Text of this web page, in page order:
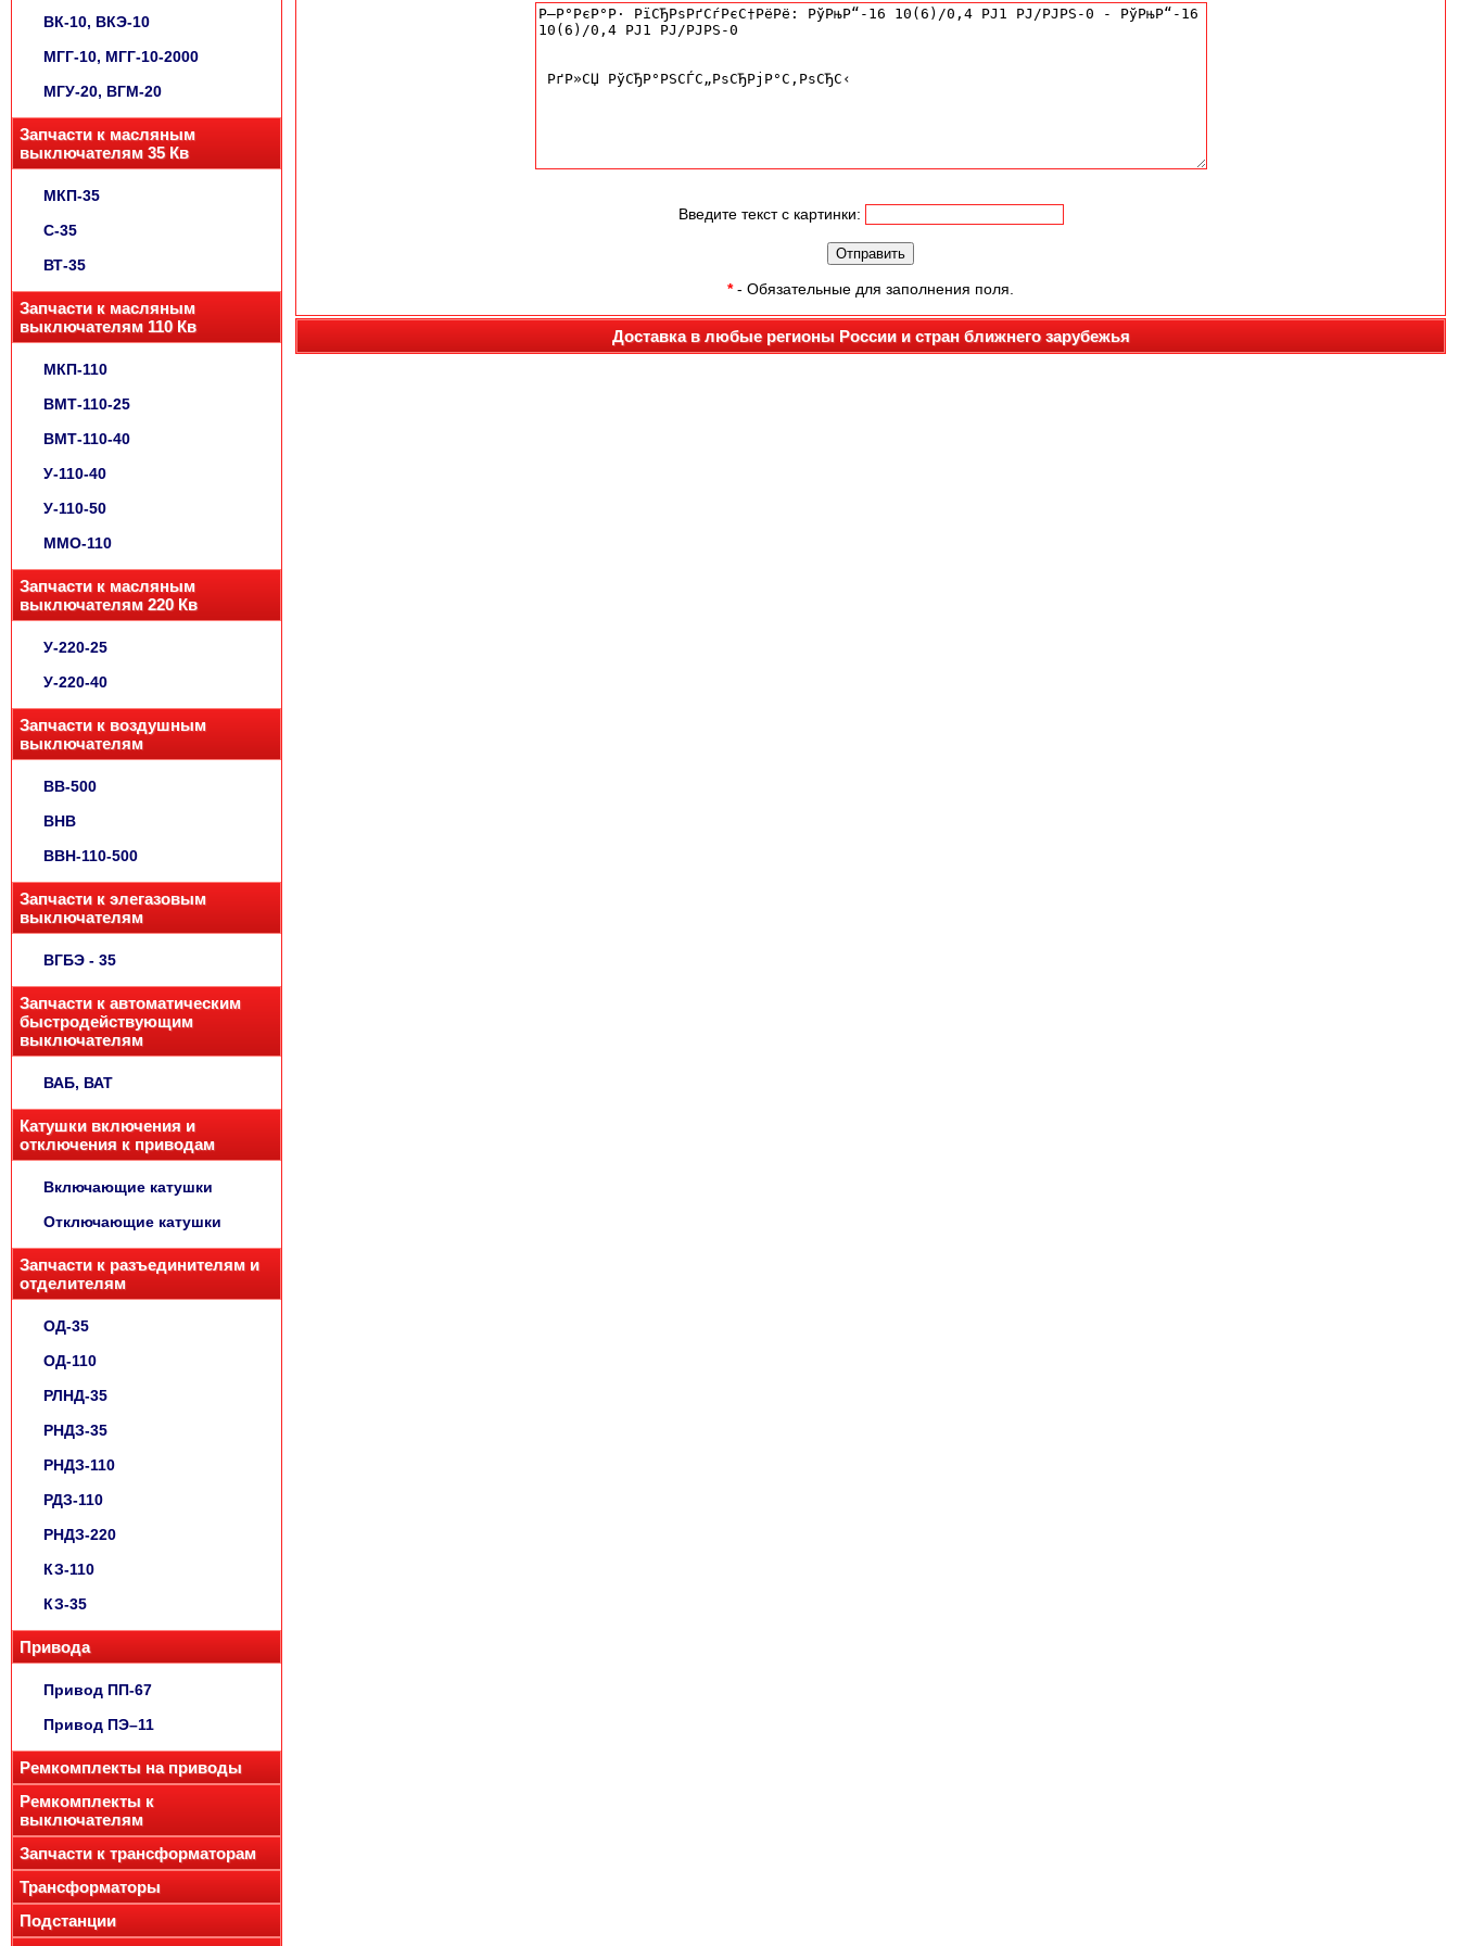
ВК-10, ВКЭ-10
МГГ-10, МГГ-10-2000
МГУ-20, ВГМ-20
Запчасти к масляным
выключателям 35 Кв
МКП-35
С-35
ВТ-35
Запчасти к масляным
выключателям 110 Кв
МКП-110
ВМТ-110-25
ВМТ-110-40
У-110-40
У-110-50
ММО-110
Запчасти к масляным
выключателям 220 Кв
У-220-25
У-220-40
Запчасти к воздушным
выключателям
ВВ-500
ВНВ
ВВН-110-500
Запчасти к элегазовым
выключателям
ВГБЭ - 35
Запчасти к автоматическим
быстродействующим
выключателям
ВАБ, ВАТ
Катушки включения и
отключения к приводам
Включающие катушки
Отключающие катушки
Запчасти к разъединителям и
отделителям
ОД-35
ОД-110
РЛНД-35
РНДЗ-35
РНДЗ-110
РДЗ-110
РНДЗ-220
КЗ-110
КЗ-35
Привода
Привод ПП-67
Привод ПЭ–11
Ремкомплекты на приводы
Ремкомплекты к
выключателям
Запчасти к трансформаторам
Трансформаторы
Подстанции
Введите текст с картинки:
*- Обязательные для заполнения поля.
Доставка в любые регионы России и стран ближнего зарубежья